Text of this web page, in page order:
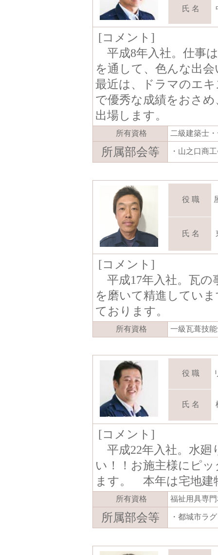
氏 名
[コメント]
平成8年入社。仕事
を通して、色んな出
最近は、ドラマのエ
で優秀な成績をおさ
出場します。
所有資格 二級建築士
所属部会等 ・山之口商
役 職
氏 名
[コメント]
平成17年入社。瓦の
を磨いて精進してい
ております。
所有資格 一級瓦葺技
役 職
氏 名
[コメント]
平成22年入社。水廻
い！！お施主様にピ
ます。 本年は宅地建
所有資格 福祉用具専
所属部会等 ・都城市ラ